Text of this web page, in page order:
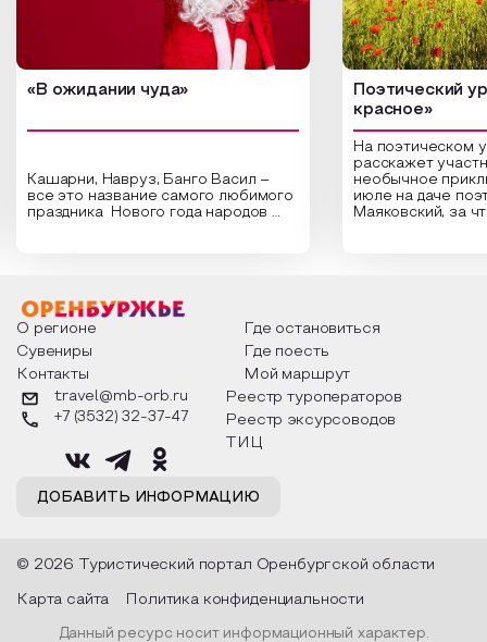
«В ожидании чуда»
Кашарни, Навруз, Банго Васил –
все это название самого любимого
праздника Нового года народов
о том, как встречают новый год в
разных уголках страны, какие
обряды совершают на удачу и
благополучие, в чем схожи и
различаются традиции. Кто такой
Дед Мороз и откуда он пришел, как
его называют в разных уголках
страны и как появились елочные
Поэтический
красное»
На поэтическом
расскажет
необычное
июле на даче
Маяковский, за
Твардовского и
каждой строчке
восхищение
яркому времени
О регионе
Где остановиться
Сувениры
Где поесть
Контакты
Мой маршрут
ДОБАВИТЬ ИНФОРМАЦИЮ
travel@mb-orb.ru
+7 (3532) 32-37-47
Реестр туроператоров
Реестр эксурсоводов
ТИЦ
© 2026 Туристический портал Оренбургской области
Карта сайта Политика конфиденциальности
Данный ресурс носит информационный характер.